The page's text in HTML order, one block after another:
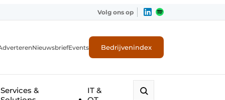
Volg ons op
NieuwsbriefEvents Bedrijvenindex
Services &
IT &